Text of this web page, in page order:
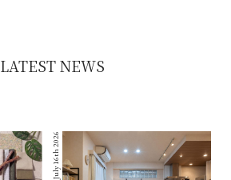
LATEST NEWS
July 16th 2026